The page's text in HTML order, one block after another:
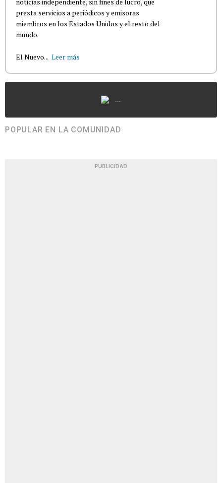
noticias independiente, sin fines de lucro, que
presta servicios a periódicos y emisoras
miembros en los Estados Unidos y el resto del
mundo.
El Nuevo... Leer más
...
POPULAR EN LA COMUNIDAD
PUBLICIDAD